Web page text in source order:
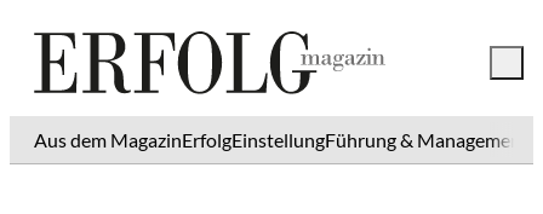
Aus dem MagazinErfolgEinstellungFührung & Management